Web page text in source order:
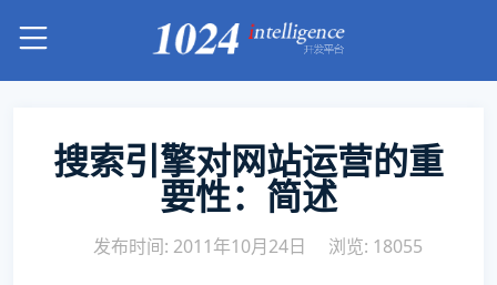
搜索引擎对网站运营的重
要性：简述
发布时间: 2011年10月24日 浏览: 18055